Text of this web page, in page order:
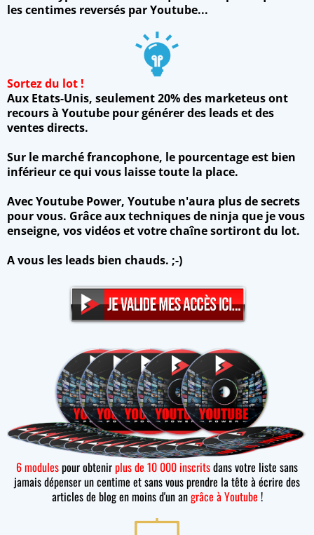
les centimes reversés par Youtube...
Sortez du lot !
Aux Etats-Unis, seulement 20% des marketeus ont
recours à Youtube pour générer des leads et des
ventes directs.
Sur le marché francophone, le pourcentage est bien
inférieur ce qui vous laisse toute la place.
Avec Youtube Power, Youtube n'aura plus de secrets
pour vous. Grâce aux techniques de ninja que je vous
enseigne, vos vidéos et votre chaîne sortiront du lot.
A vous les leads bien chauds. ;-)
6 modulespour obtenirplus de 10 000 inscritsdans votre liste sans
jamais dépenser un centime et sans vous prendre la tête à écrire des
articles de blog en moins d'un angrâce à Youtube !